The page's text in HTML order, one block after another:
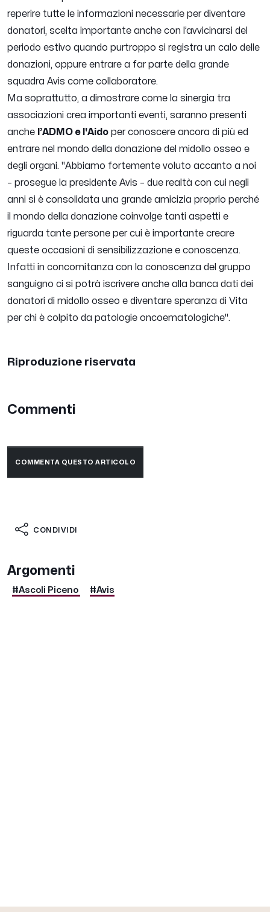
reperire tutte le informazioni necessarie per diventare
donatori, scelta importante anche con l’avvicinarsi del
periodo estivo quando purtroppo si registra un calo delle
donazioni, oppure entrare a far parte della grande
squadra Avis come collaboratore.
Ma soprattutto, a dimostrare come la sinergia tra
associazioni crea importanti eventi, saranno presenti
anche l’ADMO e l'Aido per conoscere ancora di più ed
entrare nel mondo della donazione del midollo osseo e
degli organi. ''Abbiamo fortemente voluto accanto a noi
– prosegue la presidente Avis – due realtà con cui negli
anni si è consolidata una grande amicizia proprio perché
il mondo della donazione coinvolge tanti aspetti e
riguarda tante persone per cui è importante creare
queste occasioni di sensibilizzazione e conoscenza.
Infatti in concomitanza con la conoscenza del gruppo
sanguigno ci si potrà iscrivere anche alla banca dati dei
donatori di midollo osseo e diventare speranza di Vita
per chi è colpito da patologie oncoematologiche''.
Riproduzione riservata
Commenti
COMMENTA QUESTO ARTICOLO
CONDIVIDI
Argomenti
#Ascoli Piceno #Avis